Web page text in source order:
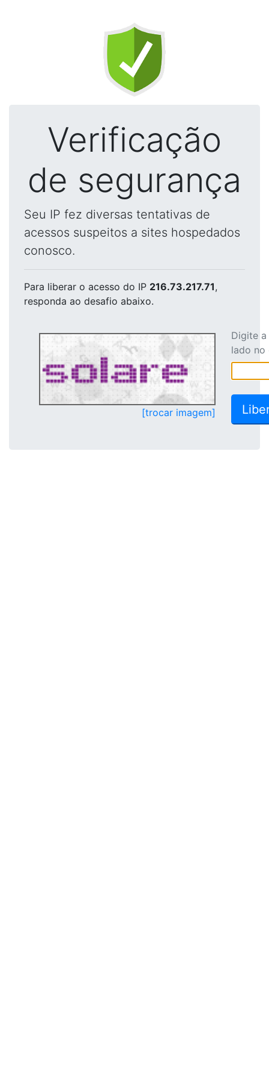
Verificação
de segurança
Seu IP fez diversas tentativas de
acessos suspeitos a sites hospedados
conosco.
Para liberar o acesso do IP 216.73.217.71,
responda ao desafio abaixo.
[trocar imagem]
Digite
lado no